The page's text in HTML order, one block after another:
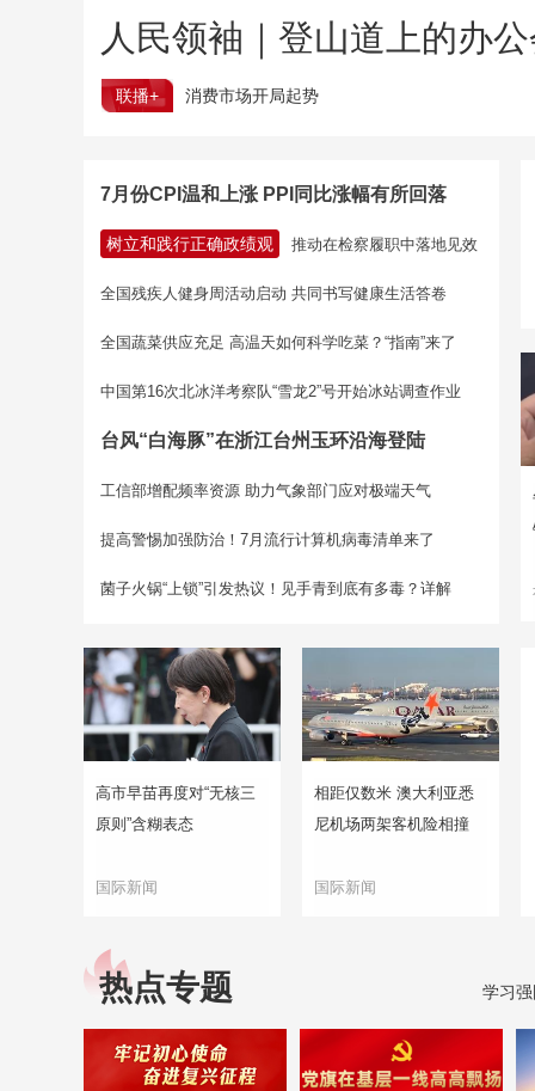
人民领袖｜登山道上的办
联播+ 消费市场开局起势
7月份CPI温和上涨 PPI同比涨幅有所回落
树立和践行正确政绩观 推动在检察履职中落地见效
全国残疾人健身周活动启动 共同书写健康生活答卷
全国蔬菜供应充足 高温天如何科学吃菜？“指南”来了
中国第16次北冰洋考察队“雪龙2”号开始冰站调查作业
台风“白海豚”在浙江台州玉环沿海登陆
工信部增配频率资源 助力气象部门应对极端天气
提高警惕加强防治！7月流行计算机病毒清单来了
菌子火锅“上锁”引发热议！见手青到底有多毒？详解
高市早苗再度对“无核三
原则”含糊表态
国际新闻
相距仅数米 澳大利亚悉
尼机场两架客机险相撞
国际新闻
热点专题 学习